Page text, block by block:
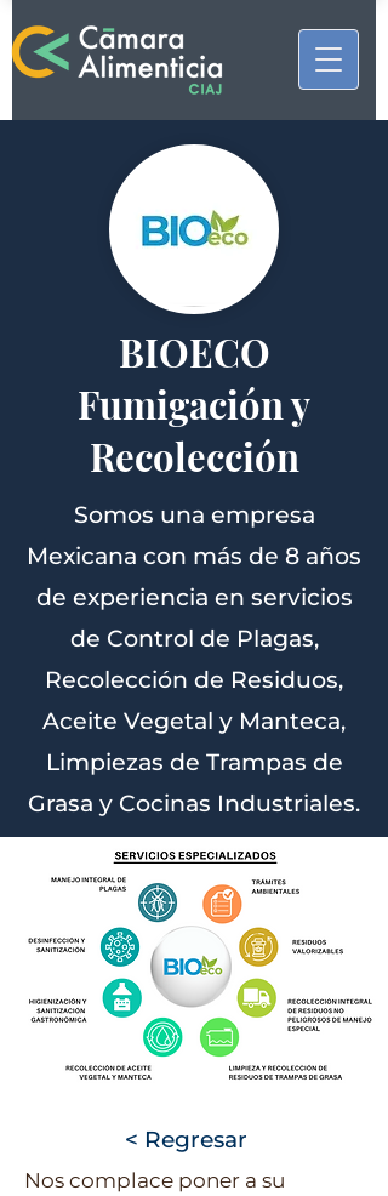
BIOECO
Fumigación y
Recolección
Somos una empresa
Mexicana con más de 8 años
de experiencia en servicios
de Control de Plagas,
Recolección de Residuos,
Aceite Vegetal y Manteca,
Limpiezas de Trampas de
Grasa y Cocinas Industriales.
< Regresar
Nos complace poner a su